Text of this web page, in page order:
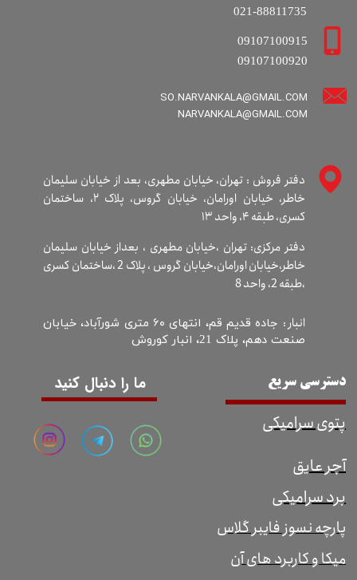
021-88811735
09107100915
09107100920
SO.NARVANKALA@GMAIL.COM
​​​​​​​NARVANKALA@GMAIL.COM
دفتر فروش : تهران، خیابان مطهری، بعد از خیابان سلیمان
خاطر، خیابان اورامان، خیابان گروس، پلاک ۲، ساختمان
کسری، طبقه ۴، واحد ۱۳
انبار :
جاده قدیم قم، انتهای ۶۰ متری شورآباد، خیابان
صنعت دهم، پلاک 21، انبار کوروش
دسترسی سریع
پتوی سرامیکی
آجر عایق
برد سرامیکی
پارچه نسوز فایبر گلاس
میکا و کاربرد های آن
ما را دنبال کنید
دفتر مرکزی: تهران ،خیابان مطهری ، بعداز خیابان سلیمان
خاطر،خیابان اورامان،خیابان گروس ، پلاک 2 ،ساختمان کسری
،طبقه 2، واحد 8